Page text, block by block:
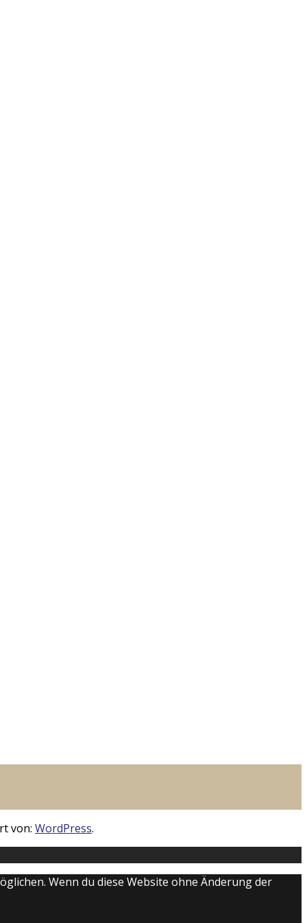
von: WordPress.
Wenn du diese Website ohne Änderung der